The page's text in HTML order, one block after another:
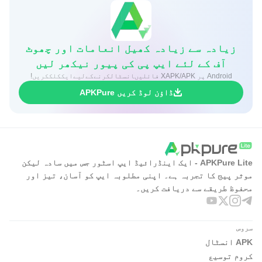
زیادہ سے زیادہ کھیل انعامات اور چھوٹ
آف کے لئے ایپ پی کی پیور نیکھر لیں
Android پر XAPK/APK فائلیںانسٹالکرنےکےلیےایککلککریں!
ڈاؤن لوڈ کریں APKPure
APKPure Lite - ایک اینڈرائیڈ ایپ اسٹور جس میں سادہ لیکن
موثر پیج کا تجربہ ہے۔ اپنی مطلوبہ ایپ کو آسان، تیز اور
محفوظ طریقے سے دریافت کریں۔
سروس
APK انسٹال
کروم توسیع